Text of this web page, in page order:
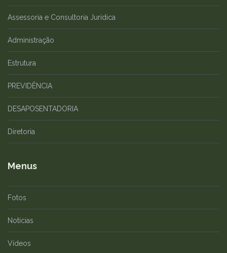
Assessoria e Consultoria Jurídica
Administração
Estrutura
PREVIDÊNCIA
DESAPOSENTADORIA
Diretoria
Menus
Fotos
Notícias
Vídeos